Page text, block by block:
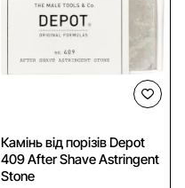
Камінь від порізів Depot
409 After Shave Astringent
Stone